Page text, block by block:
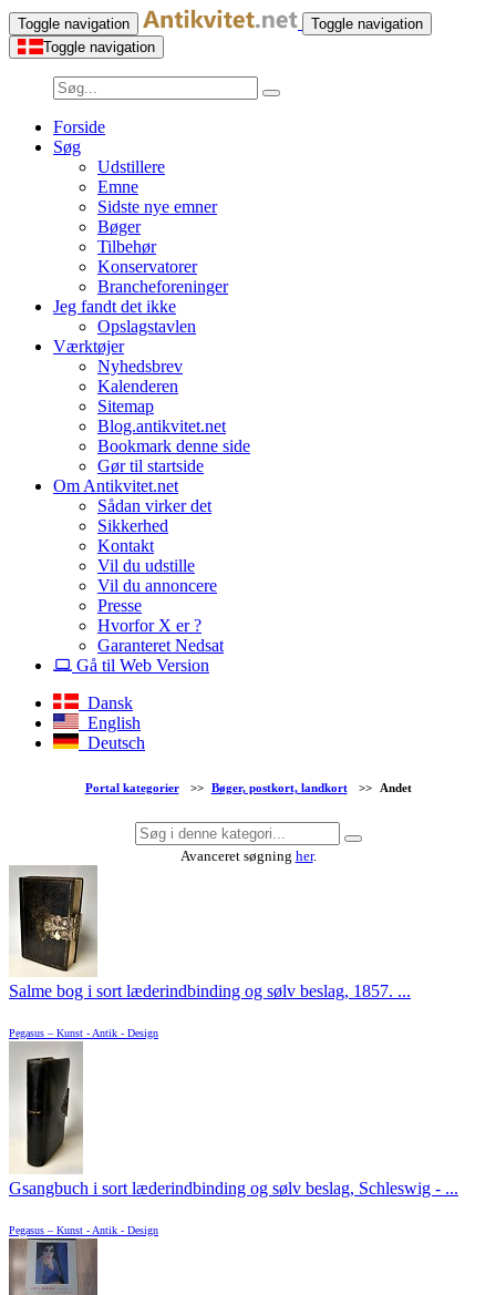
Toggle navigation
Toggle navigation
Toggle navigation
Forside
Søg
Udstillere
Emne
Sidste nye emner
Bøger
Tilbehør
Konservatorer
Brancheforeninger
Jeg fandt det ikke
Opslagstavlen
Værktøjer
Nyhedsbrev
Kalenderen
Sitemap
Blog.antikvitet.net
Bookmark denne side
Gør til startside
Om Antikvitet.net
Sådan virker det
Sikkerhed
Kontakt
Vil du udstille
Vil du annoncere
Presse
Hvorfor X er ?
Garanteret Nedsat
Gå til Web Version
Dansk
English
Deutsch
Portal kategorier >> Bøger, postkort, landkort >> Andet
Avanceret søgning her.
Salme bog i sort læderindbinding og sølv beslag, 1857. ...
Pegasus – Kunst - Antik - Design
Gsangbuch i sort læderindbinding og sølv beslag, Schleswig - ...
Pegasus – Kunst - Antik - Design